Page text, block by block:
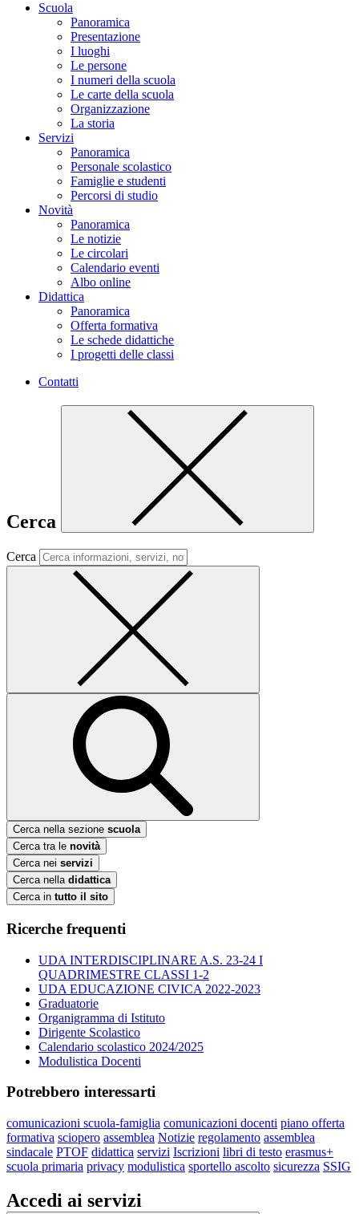
Scuola
Panoramica
Presentazione
I luoghi
Le persone
I numeri della scuola
Le carte della scuola
Organizzazione
La storia
Servizi
Panoramica
Personale scolastico
Famiglie e studenti
Percorsi di studio
Novità
Panoramica
Le notizie
Le circolari
Calendario eventi
Albo online
Didattica
Panoramica
Offerta formativa
Le schede didattiche
I progetti delle classi
Contatti
Cerca
Cerca
Cerca nella sezione scuola
Cerca tra le novità
Cerca nei servizi
Cerca nella didattica
Cerca in tutto il sito
Ricerche frequenti
UDA INTERDISCIPLINARE A.S. 23-24 I
QUADRIMESTRE CLASSI 1-2
UDA EDUCAZIONE CIVICA 2022-2023
Graduatorie
Organigramma di Istituto
Dirigente Scolastico
Calendario scolastico 2024/2025
Modulistica Docenti
Potrebbero interessarti
comunicazioni scuola-famiglia comunicazioni docenti piano offerta
formativa sciopero assemblea Notizie regolamento assemblea
sindacale PTOF didattica servizi Iscrizioni libri di testo erasmus+
scuola primaria privacy modulistica sportello ascolto sicurezza SSIG
Accedi ai servizi